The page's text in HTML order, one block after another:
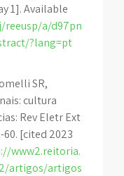
1]. Available
reeusp/a/d97pn
?lang=pt
SR,
cultura
Rev Eletr Ext
60. [cited 2023
www2.reitoria.
artigos/artigos